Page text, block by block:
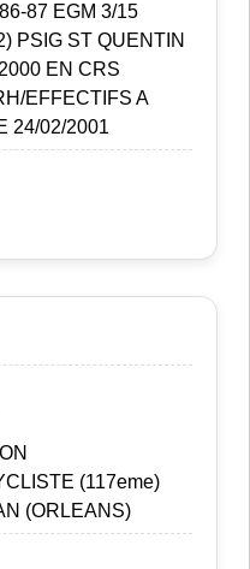
87 EGM 3/15
PSIG ST QUENTIN
EN CRS
EFFECTIFS A
24/02/2001
(117eme)
(ORLEANS)